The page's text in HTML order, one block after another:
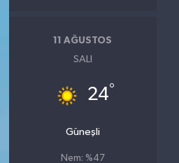
11 AĞUSTOS
SALI
24°
Güneşli
Nem: %47